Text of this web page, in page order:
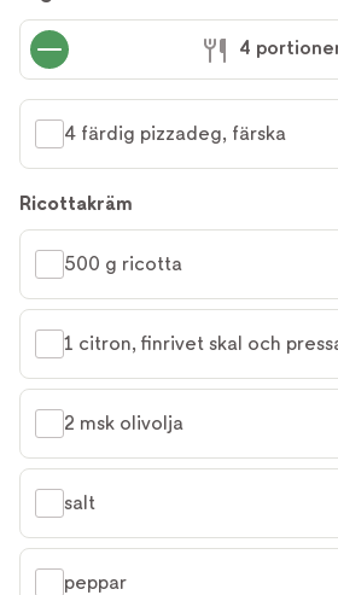
Zia laga
receptet
4
4 färdig pizzadeg, färska
Ricottakräm
500 g ricotta
1 citron, finrivet skal och
2 msk olivolja
salt
peppar